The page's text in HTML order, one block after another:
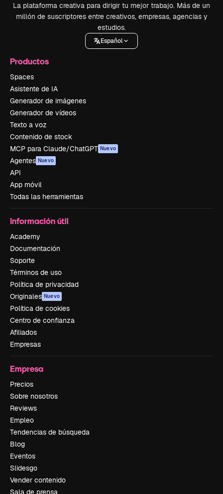
La plataforma creativa para dirigir tu mejor trabajo. Más de un
millón de suscriptores entre creativos, empresas, agencias y
estudios.
Español
Productos
Spaces
Asistente de IA
Generador de imágenes
Generador de vídeos
Texto a voz
Contenido de stock
MCP para Claude/ChatGPT Nuevo
Agentes Nuevo
API
App móvil
Todas las herramientas
Información útil
Academy
Documentación
Soporte
Términos de uso
Política de privacidad
Originales Nuevo
Política de cookies
Centro de confianza
Afiliados
Empresas
Empresa
Precios
Sobre nosotros
Reviews
Empleo
Tendencias de búsqueda
Blog
Eventos
Slidesgo
Vender contenido
Sala de prensa